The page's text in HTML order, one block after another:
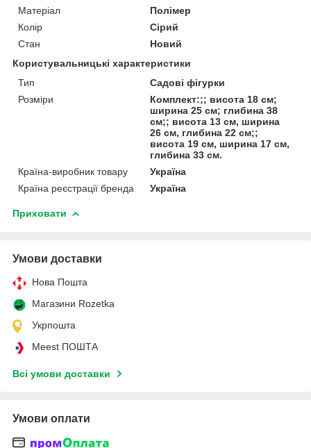
Матеріал
Полімер
Колір
Сірий
Стан
Новий
Користувальницькі характеристики
Тип
Садові фігурки
Розміри
Комплект:;; висота 18 см;
ширина 25 см; глибина 38
см;; висота 13 см, ширина
26 см, глибина 22 см;;
висота 19 см, ширина 17 см,
глибина 33 см.
Країна-виробник товару
Україна
Країна реєстрації бренда
Україна
Приховати
Умови доставки
Нова Пошта
Магазини Rozetka
Укрпошта
Meest ПОШТА
Всі умови доставки
Умови оплати